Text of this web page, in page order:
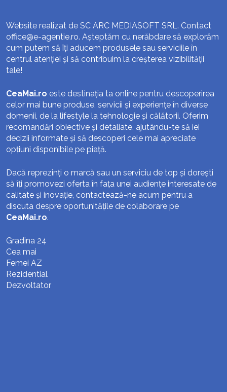
Website realizat de SC ARC MEDIASOFT SRL. Contact
office@e-agentie.ro. Așteptăm cu nerăbdare să explorăm
cum putem să îți aducem produsele sau serviciile în
centrul atenției și să contribuim la creșterea vizibilității
tale!
CeaMai.ro este destinația ta online pentru descoperirea
celor mai bune produse, servicii și experiențe în diverse
domenii, de la lifestyle la tehnologie și călătorii. Oferim
recomandări obiective și detaliate, ajutându-te să iei
decizii informate și să descoperi cele mai apreciate
opțiuni disponibile pe piață.
Dacă reprezinți o marcă sau un serviciu de top și dorești
să îți promovezi oferta în fața unei audiențe interesate de
calitate și inovație, contactează-ne acum pentru a
discuta despre oportunitățile de colaborare pe
CeaMai.ro.
Gradina 24
Cea mai
Femei AZ
Rezidential
Dezvoltator